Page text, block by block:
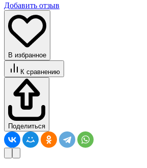
Добавить отзыв
В избранное
К сравнению
Поделиться